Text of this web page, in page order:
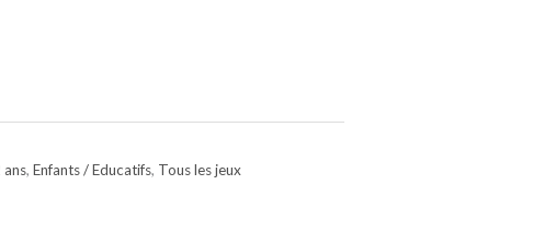
, Enfants / Educatifs, Tous les jeux